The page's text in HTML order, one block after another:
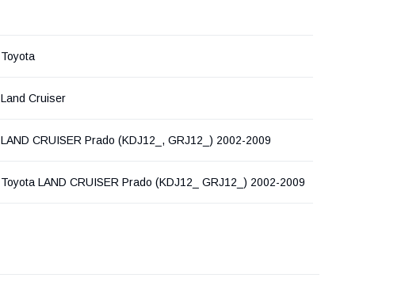
Toyota
Land Cruiser
LAND CRUISER Prado (KDJ12_, GRJ12_) 2002-2009
Toyota LAND CRUISER Prado (KDJ12_ GRJ12_) 2002-2009